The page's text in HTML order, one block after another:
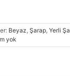
Beyaz, Şarap, Yerli
yok